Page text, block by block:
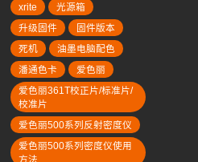
xrite
光源箱
升级固件
固件版本
死机
油墨电脑配色
潘通色卡
爱色丽
爱色丽361T校正片/标准片/
校准片
爱色丽500系列反射密度仪
爱色丽500系列密度仪使用
方法